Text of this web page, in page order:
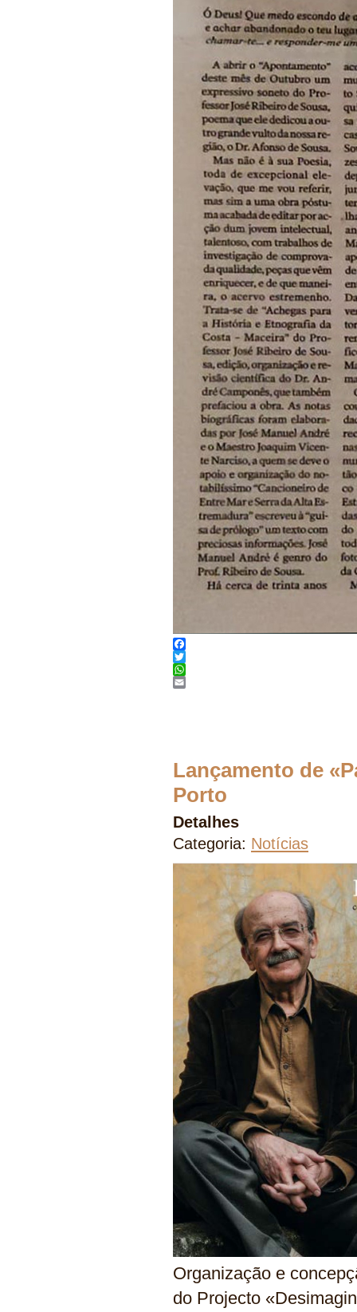
Facebook
Twitter
WhatsApp
Lançamento de
Porto
Detalhes
Categoria: Notícias
Organização e
do Projecto